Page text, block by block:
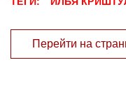
Перейти на